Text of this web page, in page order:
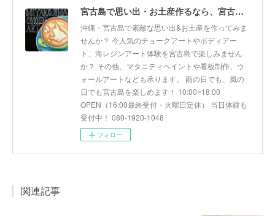
宮古島で思い出・お土産作るなら、宮古島思い出アート。人気のボディアートやチョークアート、海レジンアート体験が楽しめます！
沖縄・宮古島で素敵な思い出&お土産を作ってみま
せんか？ 今人気のチョークアートやボディアー
ト、海レジンアート体験を宮古島で楽しみません
か？ その他、マタニティペイントや看板制作、ウ
ォールアートなども承ります。 雨の日でも、風の
日でも宮古島を楽しめます！ 10:00~18:00
OPEN（16:00最終受付・火曜日定休） 当日体験も
受付中！ 080-1920-1048
フォロー
関連記事